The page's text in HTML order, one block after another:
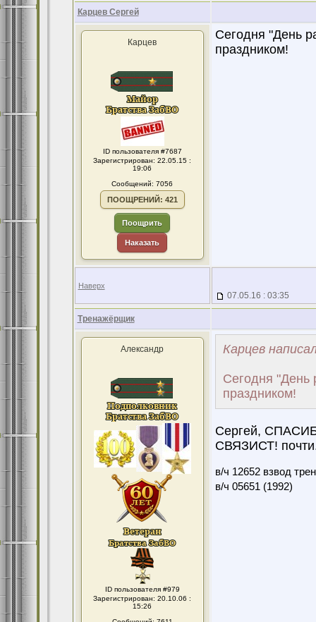
Карцев Сергей
Карцев
ID пользователя #7687
Зарегистрирован: 22.05.15 :
19:06
Сообщений: 7056
ПООЩРЕНИЙ: 421
Поощрить
Наказать
Сегодня "День
праздником!
Наверх
07.05.16 : 03:35
Тренажёрщик
Александр
ID пользователя #979
Зарегистрирован: 20.10.06 :
15:26
Карцев
Сегодня "День
праздником!
Сергей,
СВЯЗИСТ!
в/ч 12652 взвод
в/ч 05651 (1992)